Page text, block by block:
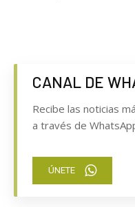
CANAL DE
Recibe las noticias
a través de
ÚNETE